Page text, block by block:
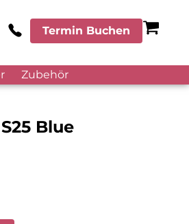
Termin Buchen
Zubehör
Blue